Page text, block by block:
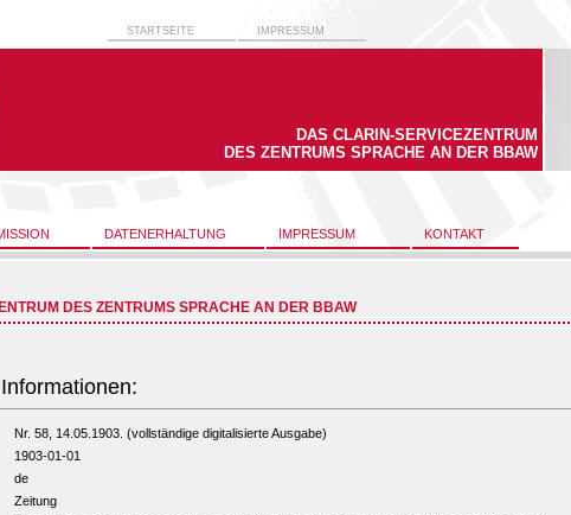
STARTSEITE IMPRESSUM
DAS CLARIN-SERVICEZENTRUM
DES ZENTRUMS SPRACHE AN DER BBAW
DATENERHALTUNG IMPRESSUM KONTAKT
DES ZENTRUMS SPRACHE AN DER BBAW
Nr. 58, 14.05.1903. (vollständige digitalisierte Ausgabe)
1903-01-01
de
Zeitung